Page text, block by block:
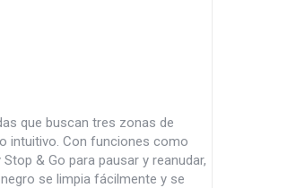
que buscan tres zonas de
intuitivo. Con funciones como
& Go para pausar y reanudar,
se limpia fácilmente y se